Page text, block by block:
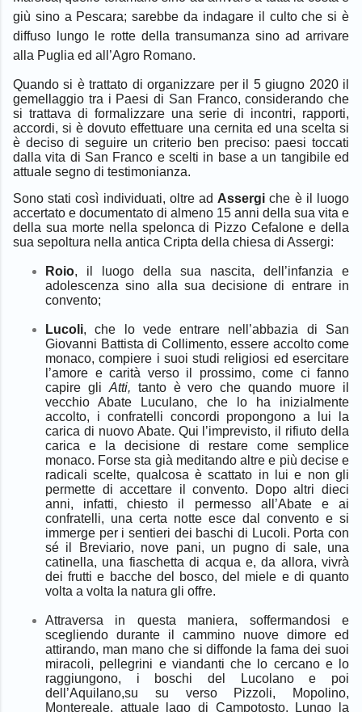
giù sino a Pescara; sarebbe da indagare il culto che si è
diffuso lungo le rotte della transumanza sino ad arrivare
alla Puglia ed all’Agro Romano.
Quando si è trattato di organizzare per il 5 giugno 2020 il
gemellaggio tra i Paesi di San Franco, considerando che
si trattava di formalizzare una serie di incontri, rapporti,
accordi, si è dovuto effettuare una cernita ed una scelta si
è deciso di seguire un criterio ben preciso: paesi toccati
dalla vita di San Franco e scelti in base a un tangibile ed
attuale segno di testimonianza.
Sono stati così individuati, oltre ad Assergi che è il luogo
accertato e documentato di almeno 15 anni della sua vita e
della sua morte nella spelonca di Pizzo Cefalonee della
sua sepoltura nella antica Cripta della chiesa di Assergi:
Roio, il luogo della sua nascita, dell’infanzia e
adolescenza sino alla sua decisione di entrare in
convento;
Lucoli, che lo vede entrare nell’abbazia di San
Giovanni Battista di Collimento, essere accolto come
monaco, compiere i suoi studi religiosi ed esercitare
l’amore e carità verso il prossimo, come ci fanno
capire gli Atti, tanto è vero che quando muore il
vecchio Abate Luculano, che lo ha inizialmente
accolto, i confratelli concordi propongono a lui la
carica di nuovo Abate. Qui l’imprevisto, il rifiuto della
carica e la decisione di restare come semplice
monaco. Forse sta già meditando altre e più decise e
radicali scelte, qualcosa è scattato in lui e non gli
permette di accettare il convento. Dopoaltridieci
anni, infatti, chiesto il permesso all’Abate e ai
confratelli, una certa notte esce dal convento e si
immerge per i sentieri dei baschi di Lucoli. Porta con
sé il Breviario, nove pani, un pugno di sale, una
catinella, una fiaschetta di acqua e, da allora, vivrà
dei frutti e bacche del bosco, del miele e di quanto
volta a volta la natura gli offre.
Attraversa in questa maniera, soffermandosi e
scegliendo durante il cammino nuove dimore ed
attirando, man mano che si diffonde la fama dei suoi
miracoli, pellegrini e viandanti che lo cercano e lo
raggiungono, i boschi del Lucolano e poi
dell’Aquilano,su su verso Pizzoli, Mopolino,
Montereale, attuale lago di Campotosto.
Lungo la